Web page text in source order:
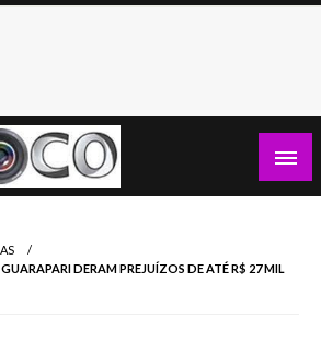
DERAM PREJUÍZOS DE ATÉ R$ 27 MIL